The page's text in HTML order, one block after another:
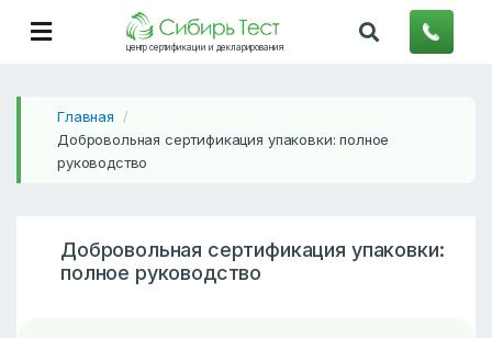
центр сертификации и декларирования
Главная /
Добровольная сертификация упаковки: полное
руководство
Добровольная сертификация упаковки:
полное руководство